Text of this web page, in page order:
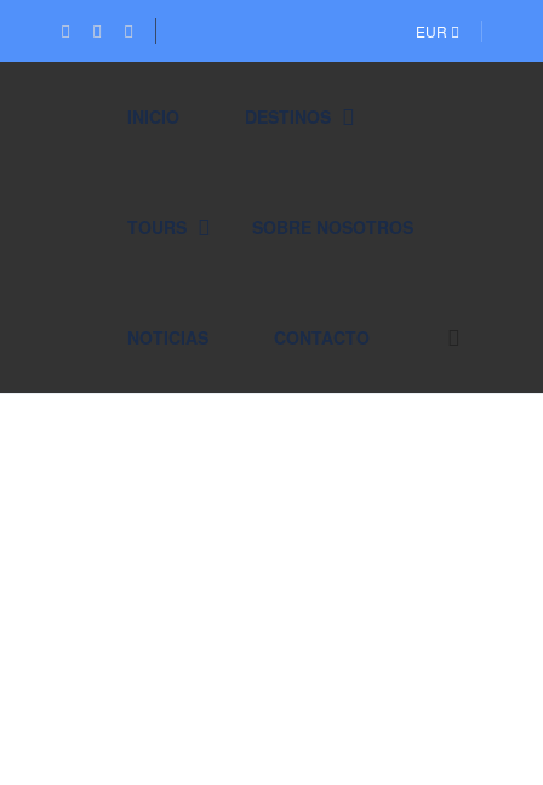
EUR
INICIO DESTINOS
TOURS SOBRE NOSOTROS
NOTICIAS CONTACTO